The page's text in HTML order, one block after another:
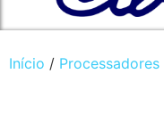
Início / Processadores